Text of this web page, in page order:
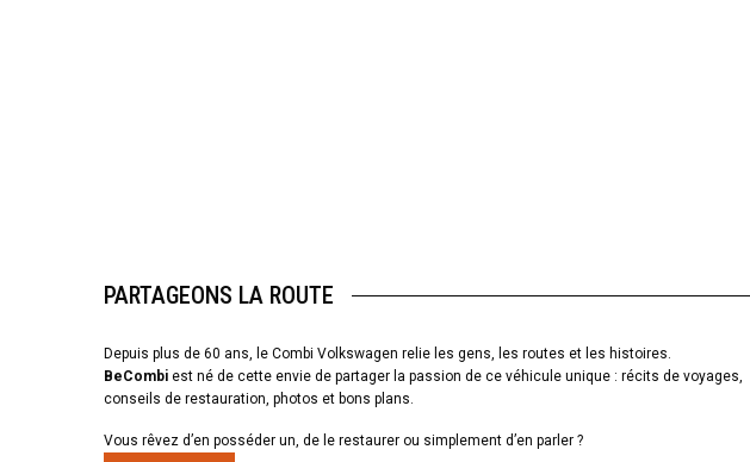
PARTAGEONS LA ROUTE
Depuis plus de 60 ans, le Combi Volkswagen relie les gens, les routes et les histoires.
BeCombi est né de cette envie de partager la passion de ce véhicule unique : récits de voyages,
conseils de restauration, photos et bons plans.
Vous rêvez d’en posséder un, de le restaurer ou simplement d’en parler ?